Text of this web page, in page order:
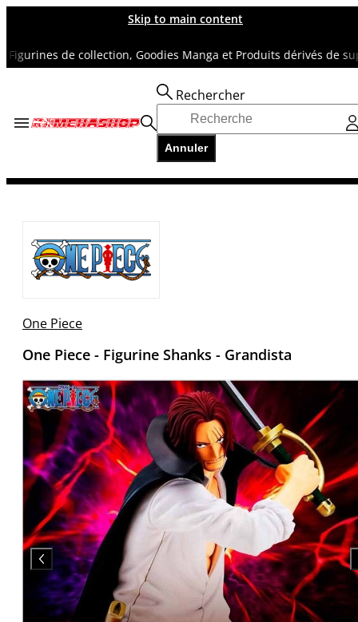
Skip to main content
de collection, Goodies Manga et Produits dérivés de super
Rechercher
Annuler
Accueil
One Piece
One Piece - Figurine Shanks - Grandista